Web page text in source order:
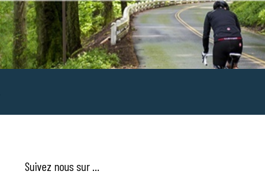
Suivez nous sur ...